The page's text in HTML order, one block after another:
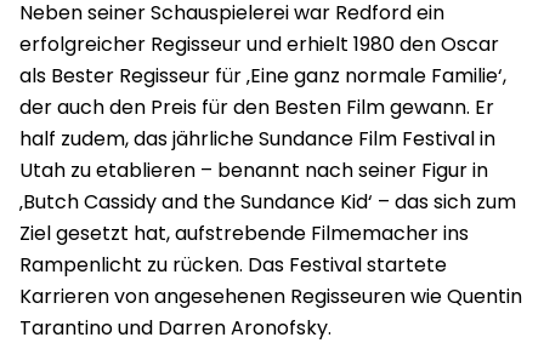
Neben seiner Schauspielerei war Redford ein
erfolgreicher Regisseur und erhielt 1980 den Oscar
als Bester Regisseur für ‚Eine ganz normale Familie‘,
der auch den Preis für den Besten Film gewann. Er
half zudem, das jährliche Sundance Film Festival in
Utah zu etablieren – benannt nach seiner Figur in
‚Butch Cassidy and the Sundance Kid‘ – das sich zum
Ziel gesetzt hat, aufstrebende Filmemacher ins
Rampenlicht zu rücken. Das Festival startete
Karrieren von angesehenen Regisseuren wie Quentin
Tarantino und Darren Aronofsky.